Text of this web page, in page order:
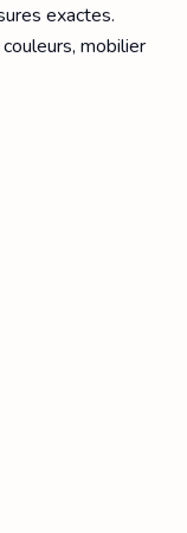
exactes.
mobilier